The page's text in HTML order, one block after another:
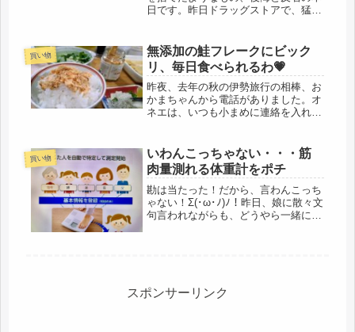
日です。昨日ドラッグストアで、猛暑
が大きくなったのか、その後、スーパ
ーで、鰻を買いました。国産が欲しか
っ...
買い物
無添加の鮭フレークにビック
リ、毎日食べられるわ💗
昨夜、去年の秋の伊勢旅行の相棒、お
かまちゃんから電話がありました。オ
ネエは、いつも小まめに連絡を入れて
僚。本職の司会業だけでなく、某芸能
人のマネージャーもしているので、こ
れか...
買い物
いわんこっちゃない・・・筋
肉量測れる体重計をポチ
勘は当たった！だから、言わんこっち
ゃない！Σ(･ω･ﾉ)ﾉ！昨日、娘に散々文
句言われながらも、どうやら一緒に食
スポンサーリンク